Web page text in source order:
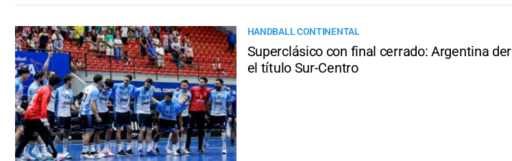
HANDBALL CONTINENTAL
Superclásico con final cerrado: Argentina
el título Sur-Centro